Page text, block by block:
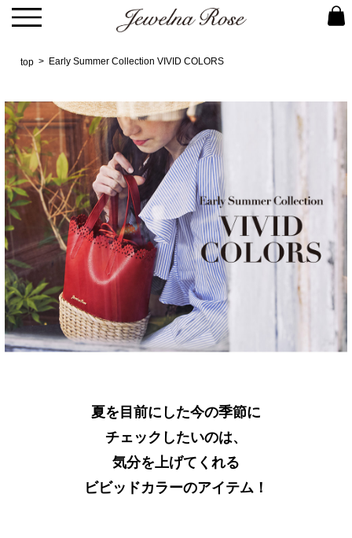
top Early Summer Collection VIVID COLORS
夏を目前にした今の季節に
チェックしたいのは、
気分を上げてくれる
ビビッドカラーのアイテム！